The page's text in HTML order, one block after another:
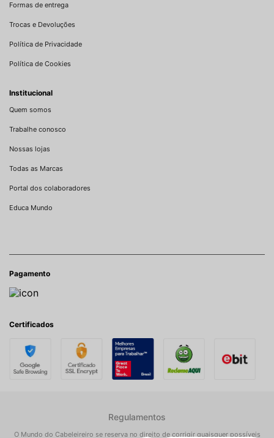
Formas de entrega
Trocas e Devoluções
Política de Privacidade
Política de Cookies
Institucional
Quem somos
Trabalhe conosco
Nossas lojas
Todas as Marcas
Portal dos colaboradores
Educa Mundo
Pagamento
Certificados
Regulamentos
O Mundo do Cabeleireiro se reserva no direito de corrigir quaisquer possíveis